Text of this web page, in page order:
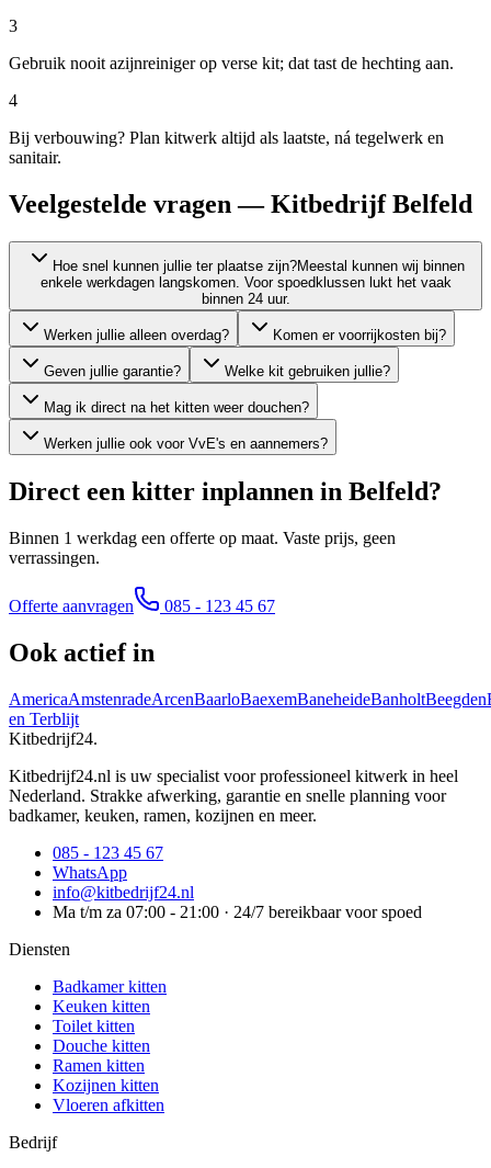
3
Gebruik nooit azijnreiniger op verse kit; dat tast de hechting aan.
4
Bij verbouwing? Plan kitwerk altijd als laatste, ná tegelwerk en
sanitair.
Veelgestelde vragen — Kitbedrijf Belfeld
Hoe snel kunnen jullie ter plaatse zijn?Meestal kunnen wij binnen
enkele werkdagen langskomen. Voor spoedklussen lukt het vaak
binnen 24 uur.
Werken jullie alleen overdag? Komen er voorrijkosten bij?
Geven jullie garantie? Welke kit gebruiken jullie?
Mag ik direct na het kitten weer douchen?
Werken jullie ook voor VvE's en aannemers?
Direct een kitter inplannen in Belfeld?
Binnen 1 werkdag een offerte op maat. Vaste prijs, geen
verrassingen.
Offerte aanvragen 085 - 123 45 67
Ook actief in
AmericaAmstenradeArcenBaarloBaexemBaneheideBanholtBeegden
en Terblijt
Kitbedrijf24.
Kitbedrijf24.nl is uw specialist voor professioneel kitwerk in heel
Nederland. Strakke afwerking, garantie en snelle planning voor
badkamer, keuken, ramen, kozijnen en meer.
085 - 123 45 67
WhatsApp
info@kitbedrijf24.nl
Ma t/m za 07:00 - 21:00 · 24/7 bereikbaar voor spoed
Diensten
Badkamer kitten
Keuken kitten
Toilet kitten
Douche kitten
Ramen kitten
Kozijnen kitten
Vloeren afkitten
Bedrijf